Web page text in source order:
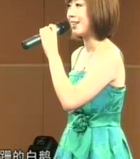
能笑到最后就好。"这就是她成绩好的秘诀
着这么一段佳话：梁莹的爸爸带着小
，所有人都很向往的涌进北大，梁莹
去，我要拿着北大的录取通知书堂堂
莹13岁，关于这段经历，只有个模
兴起的童言，不过北京大学那条绵长
无形的北大只有一个，北大是一个大
年之后，梁莹终于兑现了当年的小誓言， 我
眼里标准的好学生，乖乖女，不但能
见解，完全颠覆了以往在大家心目中
来，你还挺能玩的"。梁莹很得意的